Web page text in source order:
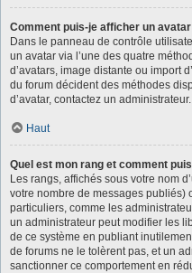
Comment puis-je afficher un avatar
Dans le panneau de contrôle
un avatar via l’une des quatre
d’avatars, image distante ou import
du forum décident des méthodes
d’avatar, contactez un administrateur.
Haut
Quel est mon rang et comment
Les rangs, affichés sous votre nom
votre nombre de messages publiés)
particuliers, comme les
un administrateur peut modifier les
de ce système en publiant
de forums ne le tolèrent pas, et un
sanctionner ce comportement en